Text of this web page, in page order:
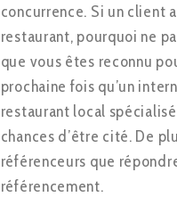
concurrence. Si un client
restaurant, pourquoi ne
que vous êtes reconnu
prochaine fois qu’un
restaurant local
chances d’être cité. De
référenceurs que
référencement.